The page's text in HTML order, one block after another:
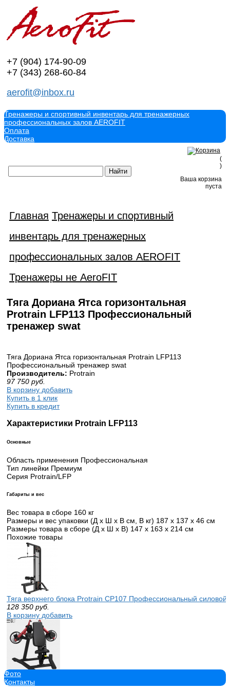
+7 (904) 174-90-09
+7 (343) 268-60-84
aerofit@inbox.ru
Тренажеры и спортивный инвентарь для тренажерных
профессиональных залов AEROFIT
Оплата
Доставка
(
)
Ваша корзина
пуста
Главная Тренажеры и спортивный
инвентарь для тренажерных
профессиональных залов AEROFIT
Тренажеры не AeroFIT
Тяга Дориана Ятса горизонтальная
Protrain LFP113 Профессиональный
тренажер swat
Тяга Дориана Ятса горизонтальная Protrain LFP113
Профессиональный тренажер swat
Производитель: Protrain
97 750 руб.
В корзину добавить
Купить в 1 клик
Купить в кредит
Характеристики Protrain LFP113
Основные
Область применения Профессиональная
Тип линейки Премиум
Серия Protrain/LFP
Габариты и вес
Вес товара в сборе 160 кг
Размеры и вес упаковки (Д x Ш x В см, В кг) 187 х 137 х 46 см
Размеры товара в сборе (Д x Ш x В) 147 х 163 х 214 см
Похожие товары
Тяга верхнего блока Protrain CP107 Профессиональный силовой
128 350 руб.
В корзину добавить
GLT PL25 «Разведение рук в стороны, сидя» тренажеры для
109 778 руб.
Фото
Контакты